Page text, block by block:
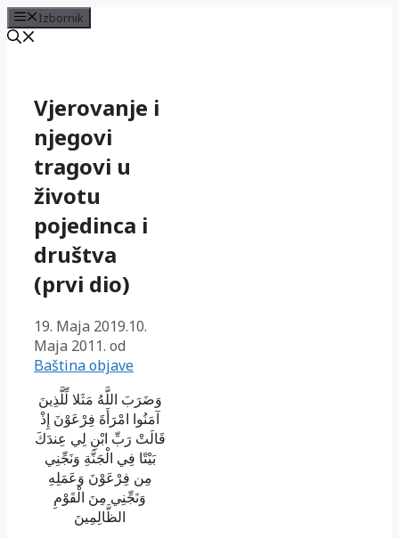
Izbornik
sadržajVjerovanje i
njegovi
tragovi u
životu
pojedinca i
društva
(prvi dio)
19. Maja 2019.10.
Maja 2011. od
Baština objave
وَضَرَبَ اللَّهُ مَثَلا لِّلَّذِينَ
آمَنُوا امْرَأَةَ فِرْعَوْنَ إِذْ
قَالَتْ رَبِّ ابْنِ لِي عِندَكَ
بَيْتًا فِي الْجَنَّةِ وَنَجِّنِي
مِن فِرْعَوْنَ وَعَمَلِهِ
وَنَجِّنِي مِنَ الْقَوْمِ
الظَّالِمِينَ